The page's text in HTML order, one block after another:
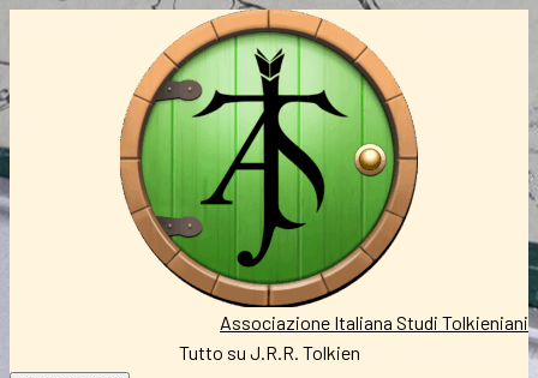
Associazione Italiana Studi Tolkieniani
Tutto su J.R.R. Tolkien